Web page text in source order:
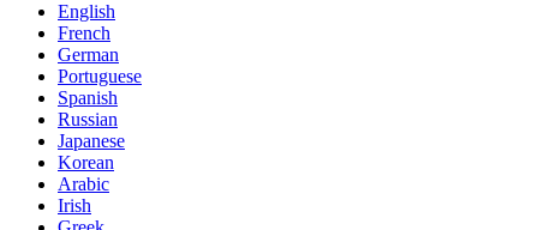
English
French
German
Portuguese
Spanish
Russian
Japanese
Korean
Arabic
Irish